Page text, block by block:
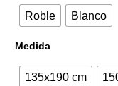
Roble Blanco
Medida
135x190 cm